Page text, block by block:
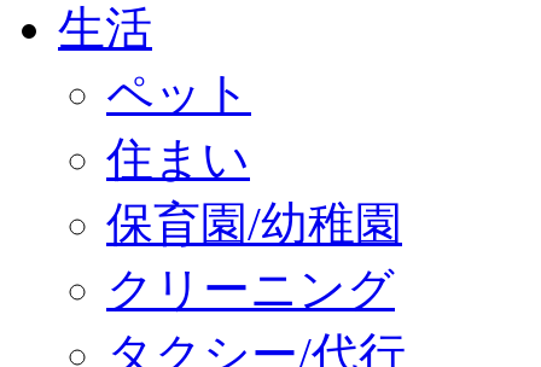
生活
ペット
住まい
保育園/幼稚園
クリーニング
タクシー/代行